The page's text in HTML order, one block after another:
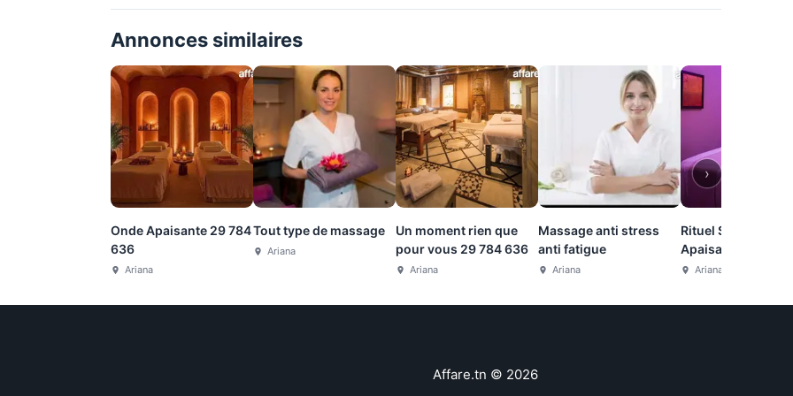
Annonces similaires
Onde Apaisante 29 784
636
Ariana
Tout type de massage
Ariana
Un moment rien que
pour vous 29 784 636
Ariana
Massage anti stress
anti fatigue
Ariana
Rituel Spa Élégant
Apaisant 26 232
Ariana
›
Affare.tn © 2026